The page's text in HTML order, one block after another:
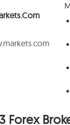
Forex